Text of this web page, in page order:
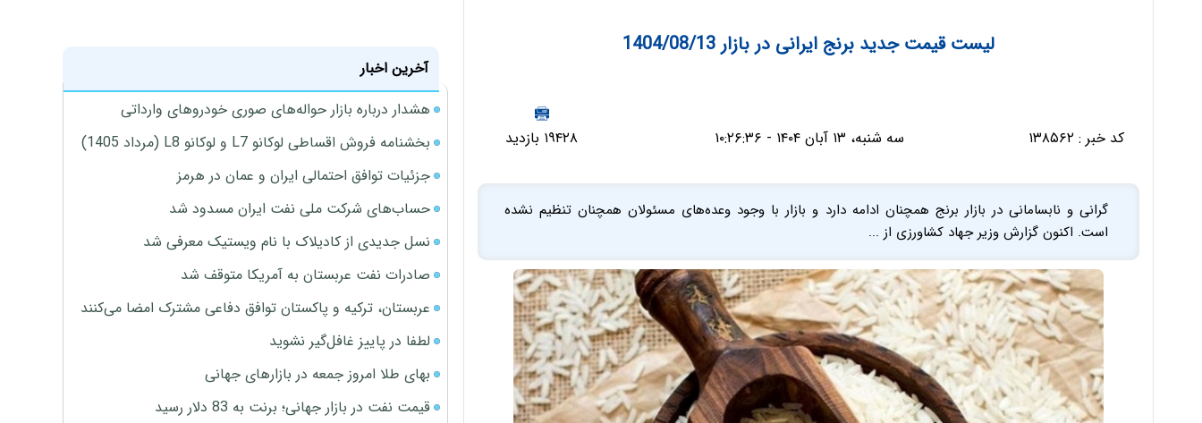
لیست قیمت جدید برنج ایرانی در بازار 1404/08/13
کد خبر : ۱۳۸۵۶۲ سه شنبه، ۱۳ آبان ۱۴۰۴ - ۱۰:۲۶:۳۶ ۱۹۴۲۸ بازدید
گرانی و نابسامانی در بازار برنج همچنان ادامه دارد و بازار با وجود وعده‌های مسئولان همچنان تنظیم نشده
است. اکنون گزارش وزیر جهاد کشاورزی از ...
آخرین اخبار
هشدار درباره بازار حواله‌های صوری خودروهای وارداتی
بخشنامه فروش اقساطی لوکانو L7 و لوکانو L8 (مرداد 1405)
جزئیات توافق احتمالی ایران و عمان در هرمز
حساب‌های شرکت ملی نفت ایران مسدود شد
نسل جدیدی از کادیلاک با نام ویستیک معرفی شد
صادرات نفت عربستان به آمریکا متوقف شد
عربستان، ترکیه و پاکستان توافق دفاعی مشترک امضا می‌کنند
لطفا در پاییز غافل‌گیر نشوید
بهای طلا امروز جمعه در بازارهای جهانی
قیمت نفت در بازار جهانی؛ برنت به 83 دلار رسید